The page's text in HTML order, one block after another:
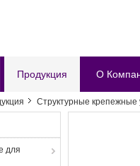
Продукция О
Структурные крепежные
для